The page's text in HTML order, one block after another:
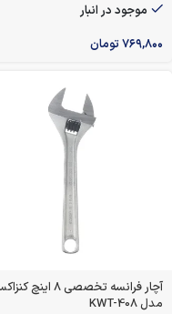
موجود در انبار
۷۶۹,۸۰۰تومان
آچار فرانسه تخصصی 8 اینچ
مدل KWT-408